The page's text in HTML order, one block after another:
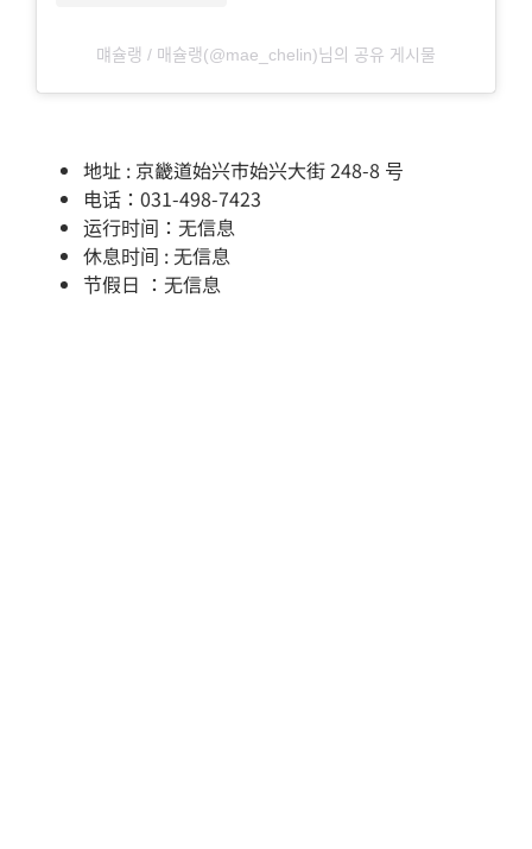
먜슐랭 / 매슐랭(@mae_chelin)님의 공유 게시물
地址 : 京畿道始兴市始兴大街 248-8 号
电话：031-498-7423
运行时间：无信息
休息时间 : 无信息
节假日 ：无信息